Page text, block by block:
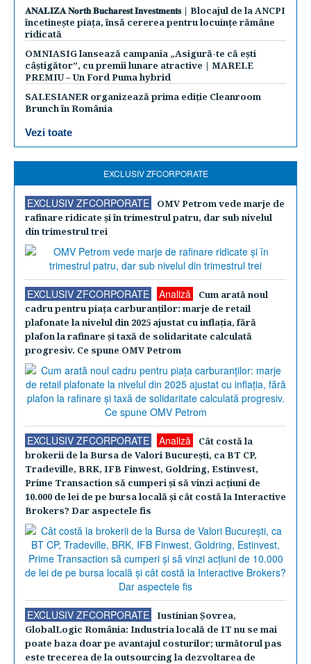
𝐀𝐍𝐀𝐋𝐈𝐙𝐀 𝐍𝐨𝐫𝐭𝐡 𝐁𝐮𝐜𝐡𝐚𝐫𝐞𝐬𝐭 𝐈𝐧𝐯𝐞𝐬𝐭𝐦𝐞𝐧𝐭𝐬 | Blocajul de la ANCPI
încetinește piața, însă cererea pentru locuințe rămâne
ridicată
OMNIASIG lansează campania „Asigură-te că ești
câștigător”, cu premii lunare atractive | MARELE
PREMIU – Un Ford Puma hybrid
SALESIANER organizează prima ediție Cleanroom
Brunch în România
Vezi toate
EXCLUSIV ZFCORPORATE
EXCLUSIV ZFCORPORATE
OMV Petrom vede marje de
rafinare ridicate şi în trimestrul patru, dar sub nivelul
din trimestrul trei
EXCLUSIV ZFCORPORATE Analiză
Cum arată noul
cadru pentru piaţa carburanţilor: marje de retail
plafonate la nivelul din 2025 ajustat cu inflaţia, fără
plafon la rafinare şi taxă de solidaritate calculată
progresiv. Ce spune OMV Petrom
EXCLUSIV ZFCORPORATE Analiză
Cât costă la
brokerii de la Bursa de Valori Bucureşti, ca BT CP,
Tradeville, BRK, IFB Finwest, Goldring, Estinvest,
Prime Transaction să cumperi şi să vinzi acţiuni de
10.000 de lei de pe bursa locală şi cât costă la Interactive
Brokers? Dar aspectele fis
EXCLUSIV ZFCORPORATE
Iustinian Şovrea,
GlobalLogic România: Industria locală de IT nu se mai
poate baza doar pe avantajul costurilor; următorul pas
este trecerea de la outsourcing la dezvoltarea de